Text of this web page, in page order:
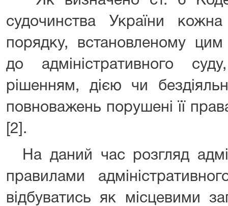
судочинства України
порядку, встановленому
до адміністративного
рішенням, дією чи
повноважень порушені її
[2].
На даний час розгляд
правилами
відбуватись як місцевими